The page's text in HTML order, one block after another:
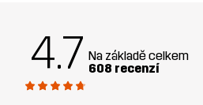
177g ve velikosti M
4.7 Na základě celkem
608 recenzí